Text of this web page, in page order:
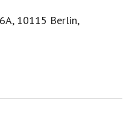
10115 Berlin,